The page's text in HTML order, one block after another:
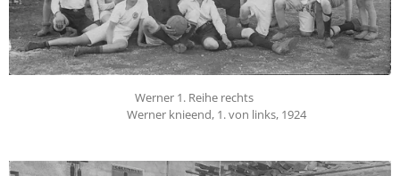
Werner 1. Reihe rechts
Werner knieend, 1. von links, 1924